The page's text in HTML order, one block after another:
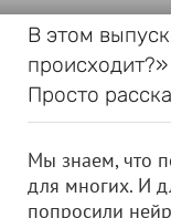
В этом
Просто
Мы знаем, что
для многих. И
попросили